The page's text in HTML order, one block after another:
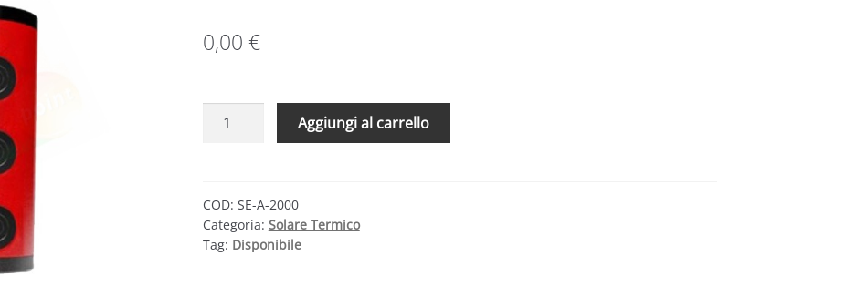
0,00 €
CMG
2000
–
BOLLITORE
Aggiungi al carrello
COD: SE-A-2000
Categoria: Solare Termico
Tag: Disponibile